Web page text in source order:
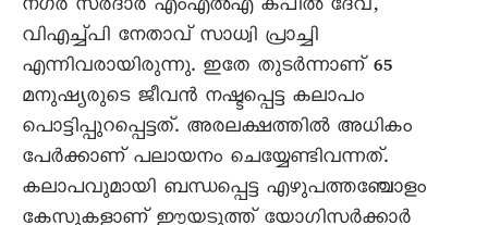
നഗര്‍ സര്‍ദാര്‍ എംഎല്‍എ കപില്‍ ദേവ്,
വിഎച്ച്പി നേതാവ് സാധ്വി പ്രാച്ചി
എന്നിവരായിരുന്നു. ഇതേ തുടർന്നാണ് 65
മനുഷ്യരുടെ ജീവൻ നഷ്ടപ്പെട്ട കലാപം
പൊട്ടിപ്പുറപ്പെട്ടത്. അരലക്ഷത്തിൽ അധികം
പേർക്കാണ് പലായനം ചെയ്യേണ്ടിവന്നത്.
കലാപവുമായി ബന്ധപ്പെട്ട എഴുപത്തഞ്ചോളം